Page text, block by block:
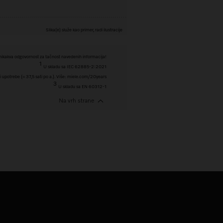
Slika(e) služe kao primer, radi ilustracije
odgovornost za tačnost navedenih informacija!
U skladu sa IEC 62885-2:2021
upotrebe (= 37,5 sati po a.). Više: miele.com/20years
3
U skladu sa EN 60312-1
Na vrh strane